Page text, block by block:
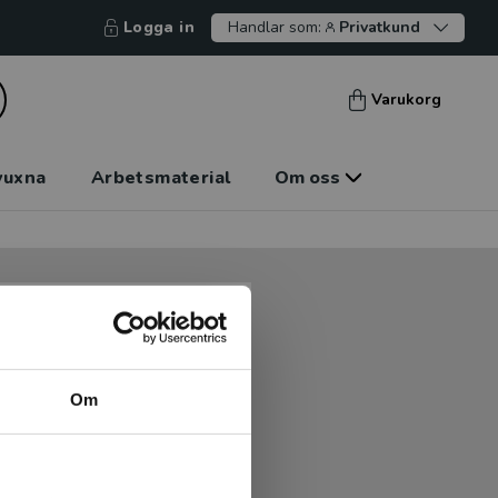
Om
Logga in Handlar som: Privatkund
Varukorg
Arbetsmaterial Om oss
betala mot faktura
hos oss.